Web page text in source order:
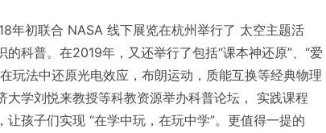
年初联合 NASA 线下展览在杭州举行了 太空主题活
科普。在2019年，又还举行了包括“课本神还原”、“爱
玩法中还原光电效应，布朗运动，质能互换等经典物理
大学刘悦来教授等科教资源举办科普论坛， 实践课程
孩子们实现 “在学中玩，在玩中学”。更值得一提的